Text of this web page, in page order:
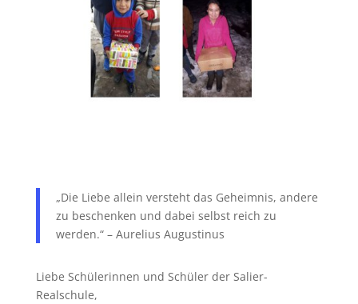
„Die Liebe allein versteht das Geheimnis, andere
zu beschenken und dabei selbst reich zu
werden.“ – Aurelius Augustinus
Liebe Schülerinnen und Schüler der Salier-
Realschule,